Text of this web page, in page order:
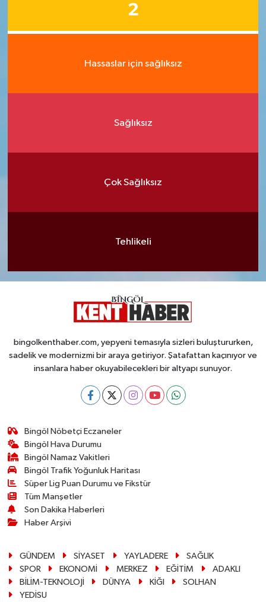
2
Hassaslar için sağlıksız
Sağlıksız
Çok Sağlıksız
Tehlikeli
bingolkenthaber.com, yepyeni temasıyla sizleri buluştururken,
sadelik ve modernizmi bir araya getiriyor. Şatafattan kaçınıyor ve
insanlara haber okuyabilecekleri bir altyapı sunuyor.
Bingöl Nöbetçi Eczaneler
Bingöl Hava Durumu
Bingöl Namaz Vakitleri
Bingöl Trafik Yoğunluk Haritası
Süper Lig Puan Durumu ve Fikstür
Tüm Manşetler
Son Dakika Haberleri
Haber Arşivi
GÜNDEM SİYASET YAYLADERE
SAĞLIK
SPOR
EKONOMİ MERKEZ EĞİTİM
ADAKLI
BİLİM-TEKNOLOJİ
DÜNYA KİĞI
SOLHAN
YEDİSU